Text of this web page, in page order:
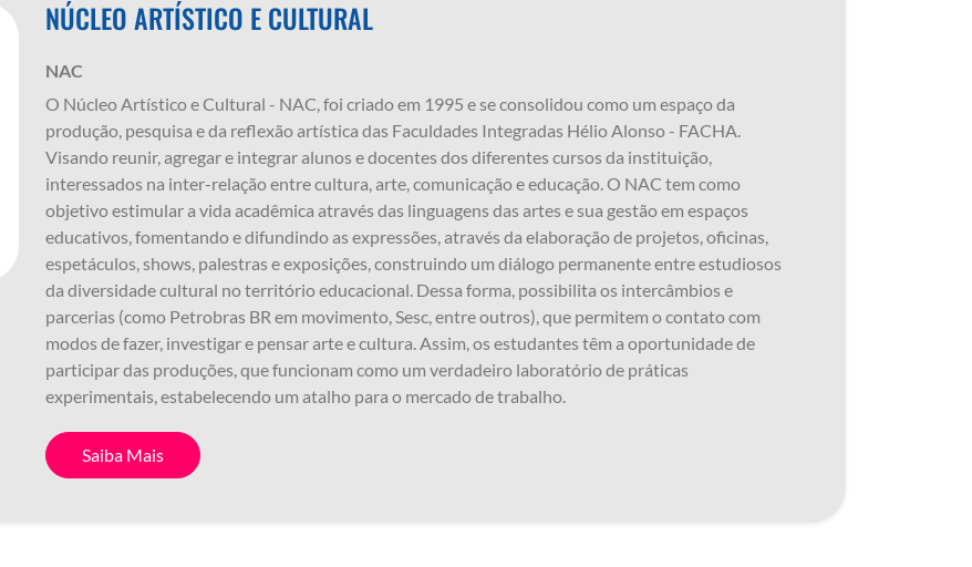
NÚCLEO ARTÍSTICO E CULTURAL
NAC
O Núcleo Artístico e Cultural - NAC, foi criado em 1995 e se consolidou como um espaço da
produção, pesquisa e da reflexão artística das Faculdades Integradas Hélio Alonso - FACHA.
Visando reunir, agregar e integrar alunos e docentes dos diferentes cursos da instituição,
interessados na inter-relação entre cultura, arte, comunicação e educação. O NAC tem como
objetivo estimular a vida acadêmica através das linguagens das artes e sua gestão em espaços
educativos, fomentando e difundindo as expressões, através da elaboração de projetos, oficinas,
espetáculos, shows, palestras e exposições, construindo um diálogo permanente entre estudiosos
da diversidade cultural no território educacional. Dessa forma, possibilita os intercâmbios e
parcerias (como Petrobras BR em movimento, Sesc, entre outros), que permitem o contato com
modos de fazer, investigar e pensar arte e cultura. Assim, os estudantes têm a oportunidade de
participar das produções, que funcionam como um verdadeiro laboratório de práticas
experimentais, estabelecendo um atalho para o mercado de trabalho.
Saiba Mais